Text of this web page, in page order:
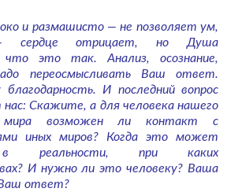
и размашисто — не позволяет ум,
сердце отрицает, но Душа
что это так. Анализ, осознание,
переосмысливать Ваш ответ.
И последний вопрос
нас: Скажите, а для человека нашего
мира возможен ли контакт с
иных миров? Когда это может
в реальности, при каких
И нужно ли это человеку? Ваша
ответ?